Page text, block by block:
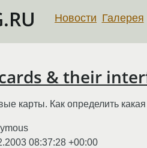
Новости Галерея
& their
карты. Как определить
08:37:28 +00:00